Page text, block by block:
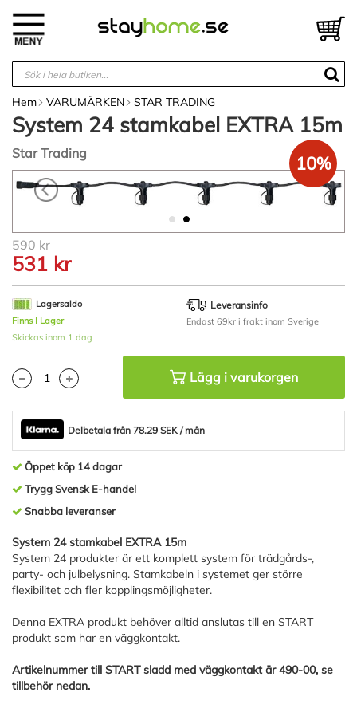
innehållet
Hem VARUMÄRKEN STAR TRADING
System 24 stamkabel EXTRA 15m
Star Trading
Hoppa
till
bildgalleriet
Hoppa
till
början
av
bildgalleriet
10%
590 kr
531 kr
Lagersaldo
Finns I Lager
Skickas inom 1 dag
Leveransinfo
Endast 69kr i frakt inom Sverige
Lägg i varukorgen
Delbetala från 78.29 SEK / mån
Öppet köp 14 dagar
Trygg Svensk E-handel
Snabba leveranser
System 24 stamkabel EXTRA 15m
System 24 produkter är ett komplett system för trädgårds-,
party- och julbelysning. Stamkabeln i systemet ger större
flexibilitet och fler kopplingsmöjligheter.
Denna EXTRA produkt behöver alltid anslutas till en START
produkt som har en väggkontakt.
Artikelnummer till START sladd med väggkontakt är 490-00, se
tillbehör nedan.